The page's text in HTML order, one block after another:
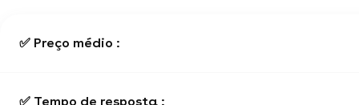
✅ Preço médio :
✅ Tempo de resposta :